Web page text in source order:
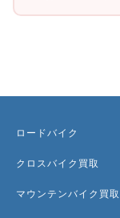
ロードバイク
クロスバイク買取
マウンテンバイク買取